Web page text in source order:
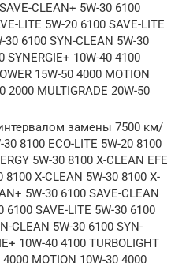
CLEAN+ 5W-30 6100
LITE 5W-20 6100 SAVE-LITE
30 6100 SYN-CLEAN 5W-30
SYNERGIE+ 10W-40 4100
15W-50 4000 MOTION
2000 MULTIGRADE 20W-50
замены 7500 км/
8100 ECO-LITE 5W-20 8100
5W-30 8100 X-CLEAN EFE
8100 X-CLEAN 5W-30 8100 X-
5W-30 6100 SAVE-CLEAN
6100 SAVE-LITE 5W-30 6100
CLEAN 5W-30 6100 SYN-
10W-40 4100 TURBOLIGHT
MOTION 10W-30 4000